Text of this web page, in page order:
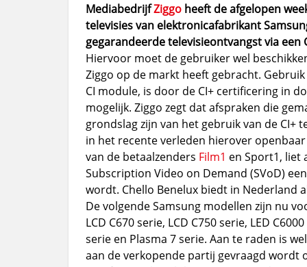
MediabedrijfZiggoheeft de afgelopen
televisies van elektronicafabrikant
gegarandeerde televisieontvangst via
Hiervoor moet de gebruiker wel
Ziggo op de markt heeft gebracht.
CI module, is door de CI+ certificering in
mogelijk. Ziggo zegt dat afspraken die
grondslag zijn van het gebruik van de CI+
in het recente verleden hierover
van de betaalzenders Film1 en Sport1, liet
Subscription Video on Demand (SVoD)
wordt. Chello Benelux biedt in Nederland
De volgende Samsung modellen zijn nu
LCD C670 serie, LCD C750 serie, LED
serie en Plasma 7 serie. Aan te raden is
aan de verkopende partij gevraagd wordt